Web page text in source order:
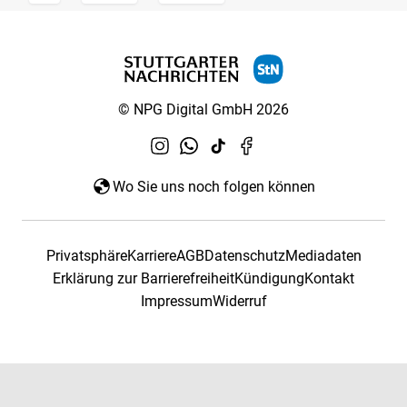
© NPG Digital GmbH 2026
Wo Sie uns noch folgen können
PrivatsphäreKarriereAGBDatenschutzMediadaten
Erklärung zur BarrierefreiheitKündigungKontakt
ImpressumWiderruf